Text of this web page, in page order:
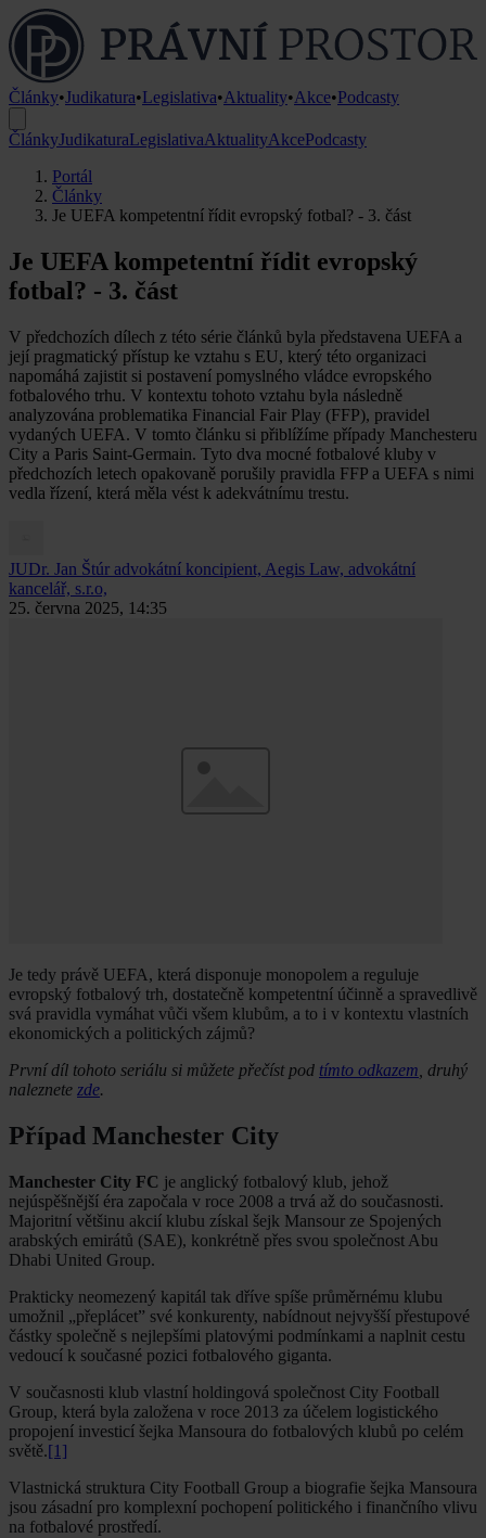
Články•Judikatura•Legislativa•Aktuality•Akce•Podcasty
ČlánkyJudikaturaLegislativaAktualityAkcePodcasty
Portál
Články
Je UEFA kompetentní řídit evropský fotbal? - 3. část
Je UEFA kompetentní řídit evropský
fotbal? - 3. část
V předchozích dílech z této série článků byla představena UEFA a
její pragmatický přístup ke vztahu s EU, který této organizaci
napomáhá zajistit si postavení pomyslného vládce evropského
fotbalového trhu. V kontextu tohoto vztahu byla následně
analyzována problematika Financial Fair Play (FFP), pravidel
vydaných UEFA. V tomto článku si přiblížíme případy Manchesteru
City a Paris Saint-Germain. Tyto dva mocné fotbalové kluby v
předchozích letech opakovaně porušily pravidla FFP a UEFA s nimi
vedla řízení, která měla vést k adekvátnímu trestu.
JUDr. Jan Štúr advokátní koncipient, Aegis Law, advokátní
kancelář, s.r.o,
25. června 2025, 14:35
Je tedy právě UEFA, která disponuje monopolem a reguluje
evropský fotbalový trh, dostatečně kompetentní účinně a spravedlivě
svá pravidla vymáhat vůči všem klubům, a to i v kontextu vlastních
ekonomických a politických zájmů?
První díl tohoto seriálu si můžete přečíst pod tímto odkazem , druhý
naleznete zde.
Případ Manchester City
Manchester City FC je anglický fotbalový klub, jehož
nejúspěšnější éra započala v roce 2008 a trvá až do současnosti.
Majoritní většinu akcií klubu získal šejk Mansour ze Spojených
arabských emirátů (SAE), konkrétně přes svou společnost Abu
Dhabi United Group.
Prakticky neomezený kapitál tak dříve spíše průměrnému klubu
umožnil „přeplácet” své konkurenty, nabídnout nejvyšší přestupové
částky společně s nejlepšími platovými podmínkami a naplnit cestu
vedoucí k současné pozici fotbalového giganta.
V současnosti klub vlastní holdingová společnost City Football
Group, která byla založena v roce 2013 za účelem logistického
propojení investicí šejka Mansoura do fotbalových klubů po celém
světě.[1]
Vlastnická struktura City Football Group a biografie šejka Mansoura
jsou zásadní pro komplexní pochopení politického i finančního vlivu
na fotbalové prostředí.